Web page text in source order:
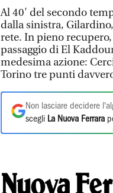
Al 40' del secondo
dalla sinistra,
rete. In pieno
passaggio di El
medesima azione:
Torino tre punti
Non lasciare decidere
scegli La Nuova Ferrara